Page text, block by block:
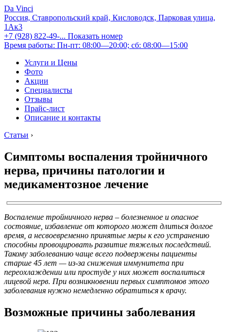
Da Vinci
Россия, Ставропольский край, Кисловодск, Парковая улица,
1Ак3
+7 (928) 822-49-... Показать номер
Время работы: Пн-пт: 08:00—20:00; сб: 08:00—15:00
Услуги и Цены
Фото
Акции
Специалисты
Отзывы
Прайс-лист
Описание и контакты
Статьи ›
Симптомы воспаления тройничного
нерва, причины патологии и
медикаментозное лечение
Воспаление тройничного нерва – болезненное и опасное
состояние, избавление от которого может длиться долгое
время, а несвоевременно принятые меры к его устранению
способны провоцировать развитие тяжелых последствий.
Такому заболеванию чаще всего подвержены пациенты
старше 45 лет — из-за снижения иммунитета при
переохлаждении или простуде у них может воспалиться
лицевой нерв. При возникновении первых симптомов этого
заболевания нужно немедленно обратиться к врачу.
Возможные причины заболевания